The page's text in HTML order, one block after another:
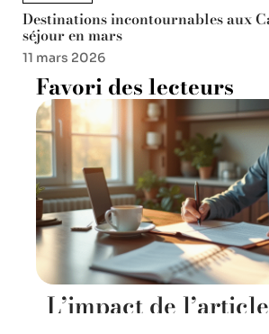
Destinations incontournables aux
séjour en mars
11 mars 2026
Favori des lecteurs
L’impact de